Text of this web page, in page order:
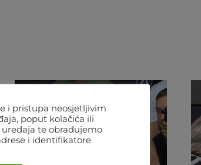
i pristupa neosjetljivim
poput kolačića ili
te obrađujemo
i identifikatore